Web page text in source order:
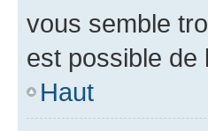
vous semble
est possible de
Haut